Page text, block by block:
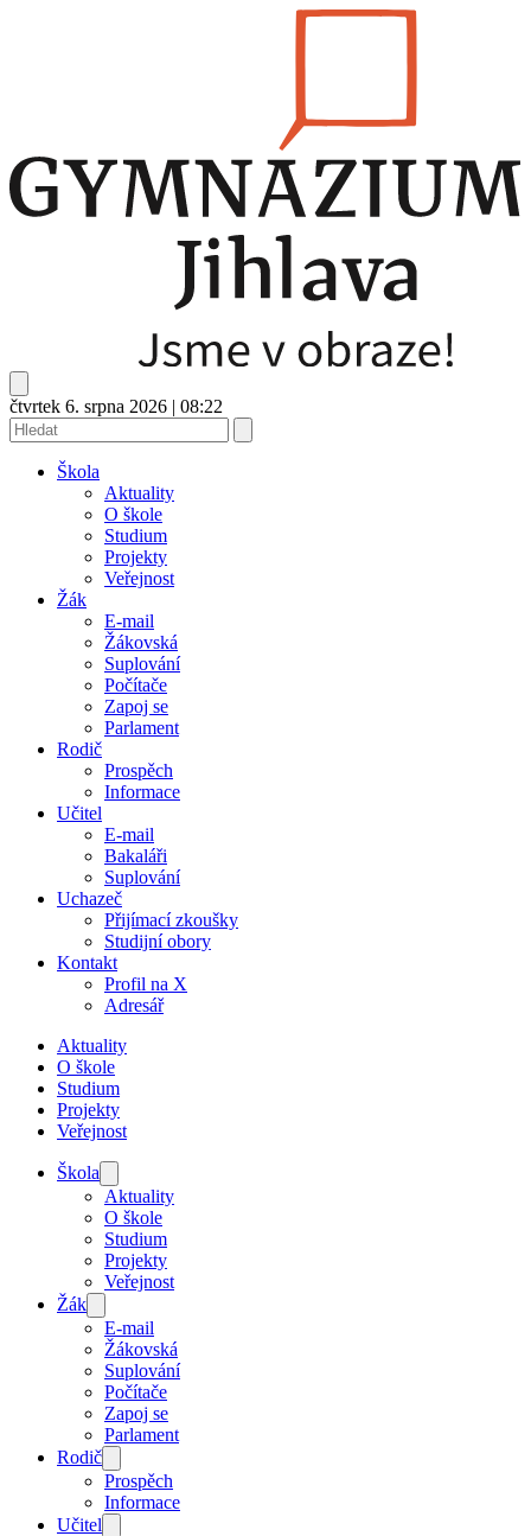
čtvrtek 6. srpna 2026 | 08:22
Škola
Aktuality
O škole
Studium
Projekty
Veřejnost
Žák
E-mail
Žákovská
Suplování
Počítače
Zapoj se
Parlament
Rodič
Prospěch
Informace
Učitel
E-mail
Bakaláři
Suplování
Uchazeč
Přijímací zkoušky
Studijní obory
Kontakt
Profil na X
Adresář
Aktuality
O škole
Studium
Projekty
Veřejnost
Škola
Aktuality
O škole
Studium
Projekty
Veřejnost
Žák
E-mail
Žákovská
Suplování
Počítače
Zapoj se
Parlament
Rodič
Prospěch
Informace
Učitel